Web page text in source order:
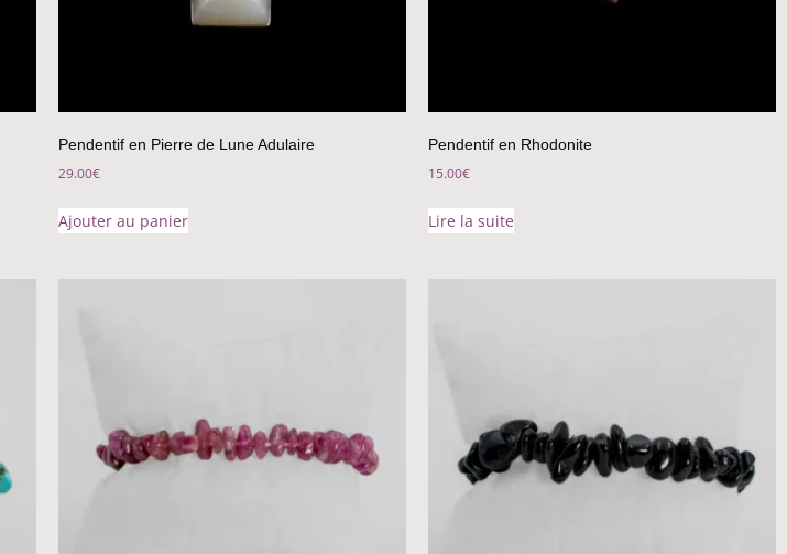
Pendentif en Pierre de Lune Adulaire
29.00€
Ajouter au panier
Pendentif en Rhodonite
15.00€
Lire la suite